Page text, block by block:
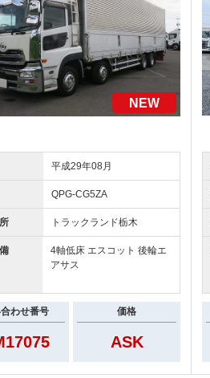
NEW
平成29年08月
QPG-CG5ZA
トラックランド栃木
4軸低床 エスコット 後輪エ
アサス
合わせ番号 価格
ASK